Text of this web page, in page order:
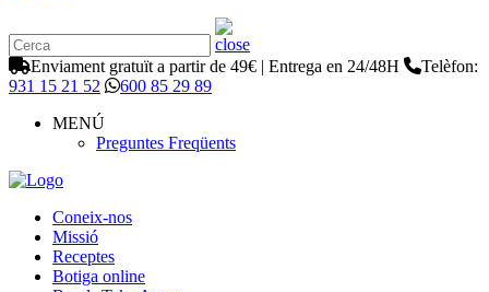
Enviament gratuït a partir de 49€ | Entrega en 24/48H
Telèfon:
931 15 21 52
600 85 29 89
MENÚ
Preguntes Freqüents
Coneix-nos
Missió
Receptes
Botiga online